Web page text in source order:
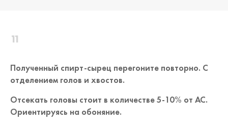
Полученный спирт-сырец перегоните повторно. С
отделением голов и хвостов.
Отсекать головы стоит в количестве 5-10% от АС.
Ориентируясь на обоняние.